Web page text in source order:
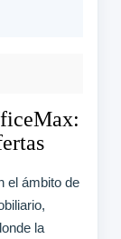
el ámbito de
la